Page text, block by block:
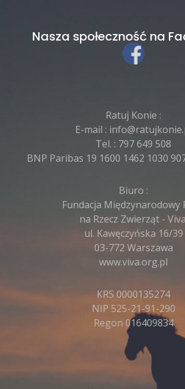
Nasza społeczność na
Ratuj Konie :
E-mail :
Tel. : 797 649 508
BNP Paribas 19 1600 1462 1030
Biuro :
Fundacja Międzynarodowy
na Rzecz Zwierząt -
ul. Kawęczyńska 16/39
03-772 Warszawa
www.viva.org.pl
KRS 0000135274
NIP 525-21-91-290
Regon 016409834